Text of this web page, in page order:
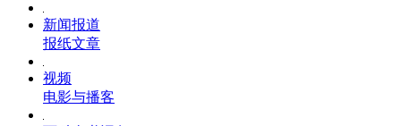
新闻报道
报纸文章
视频
电影与播客